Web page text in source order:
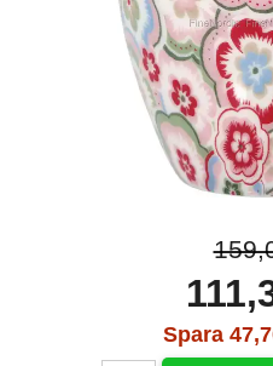
Spara